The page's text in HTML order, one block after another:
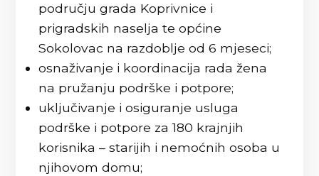
području grada Koprivnice i
prigradskih naselja te općine
Sokolovac na razdoblje od 6 mjeseci;
osnaživanje i koordinacija rada žena
na pružanju podrške i potpore;
uključivanje i osiguranje usluga
podrške i potpore za 180 krajnjih
korisnika – starijih i nemoćnih osoba u
njihovom domu;